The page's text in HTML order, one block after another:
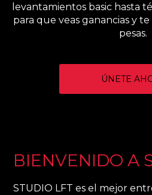
levantamientos basic hasta
para que veas ganancias y
pesas.
ÚNETE
BIENVENIDO A
STUDIO LFT es el mejor